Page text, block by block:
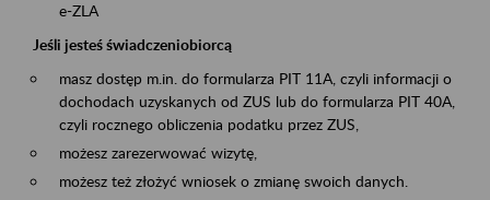
e-ZLA
Jeśli jesteś świadczeniobiorcą
masz dostęp m.in. do formularza PIT 11A, czyli informacji o
dochodach uzyskanych od ZUS lub do formularza PIT 40A,
czyli rocznego obliczenia podatku przez ZUS,
możesz zarezerwować wizytę,
możesz też złożyć wniosek o zmianę swoich danych.